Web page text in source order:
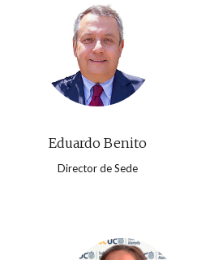
Eduardo Benito
Director de Sede